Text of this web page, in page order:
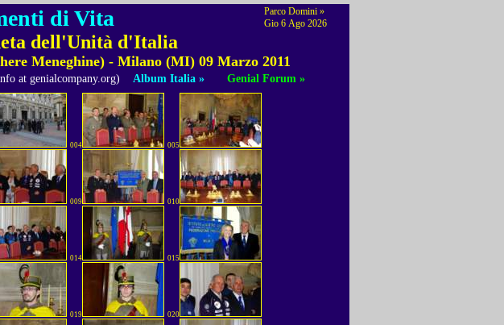
di Vita
Parco Domini »
Gio 6 Ago 2026
dell'Unità d'Italia
Meneghine) - Milano (MI) 09 Marzo 2011
at genialcompany.org) Album Italia » Genial Forum »
004 005
009 010
014 015
019 020